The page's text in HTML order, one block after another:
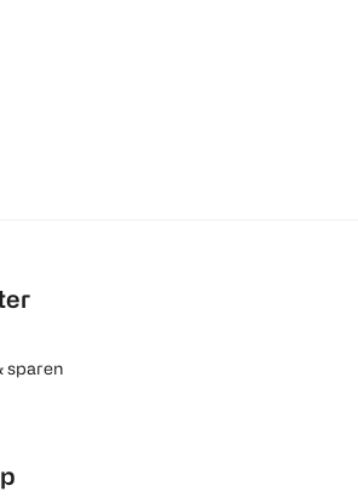
sparen